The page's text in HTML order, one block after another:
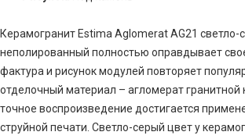
Керамогранит Estima Aglomerat AG21 светло-
неполированный полностью оправдывает
фактура и рисунок модулей повторяет
отделочный материал – агломерат гранитной
точное воспроизведение достигается
струйной печати. Светло-серый цвет у